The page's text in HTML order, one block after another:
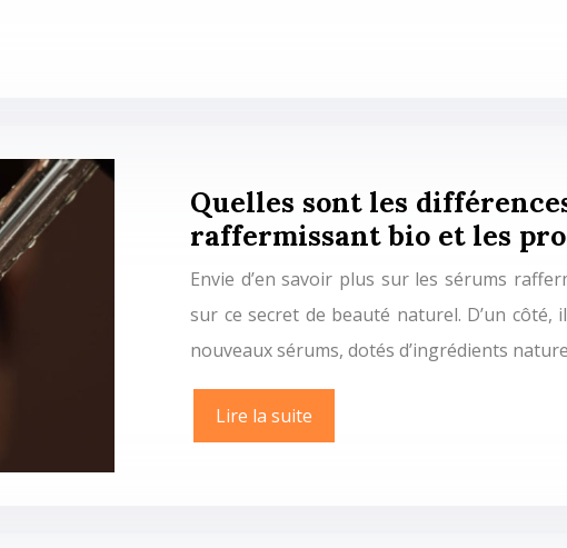
Quelles sont les
raffermissant bio et les
Envie d’en savoir plus sur les sérums
sur ce secret de beauté naturel. D’un côté,
nouveaux sérums, dotés d’ingrédients
Lire la suite